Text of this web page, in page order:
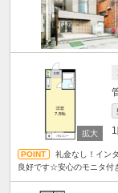
礼金なし！イン
良好です☆安心のモニタ